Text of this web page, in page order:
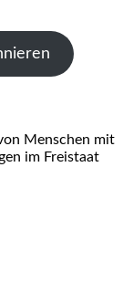
Menschen mit
im Freistaat